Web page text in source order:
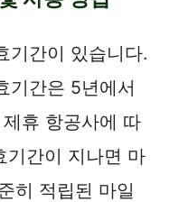
기간이 있습니다.
기간은 5년에서
휴 항공사에 따
기간이 지나면 마
히 적립된 마일